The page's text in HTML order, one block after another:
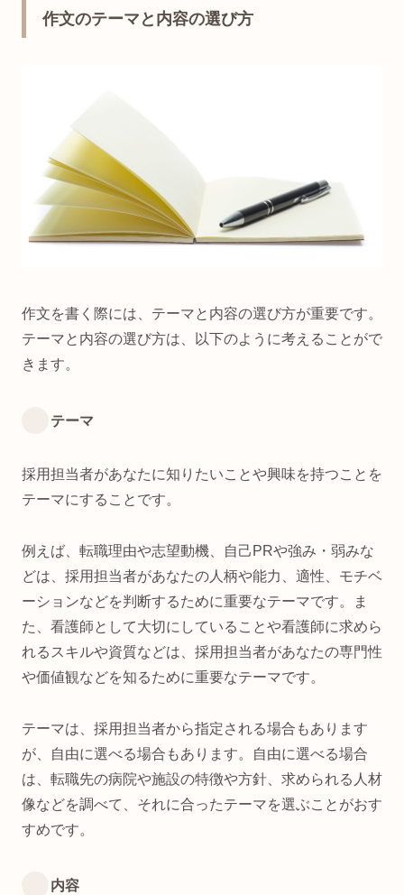
作文のテーマと内容の選び方
作文を書く際には、テーマと内容の選び方が重要です。
テーマと内容の選び方は、以下のように考えることがで
きます。
テーマ
採用担当者があなたに知りたいことや興味を持つことを
テーマにすることです。
例えば、転職理由や志望動機、自己PRや強み・弱みな
どは、採用担当者があなたの人柄や能力、適性、モチベ
ーションなどを判断するために重要なテーマです。ま
た、看護師として大切にしていることや看護師に求めら
れるスキルや資質などは、採用担当者があなたの専門性
や価値観などを知るために重要なテーマです。
テーマは、採用担当者から指定される場合もあります
が、自由に選べる場合もあります。自由に選べる場合
は、転職先の病院や施設の特徴や方針、求められる人材
像などを調べて、それに合ったテーマを選ぶことがおす
すめです。
内容